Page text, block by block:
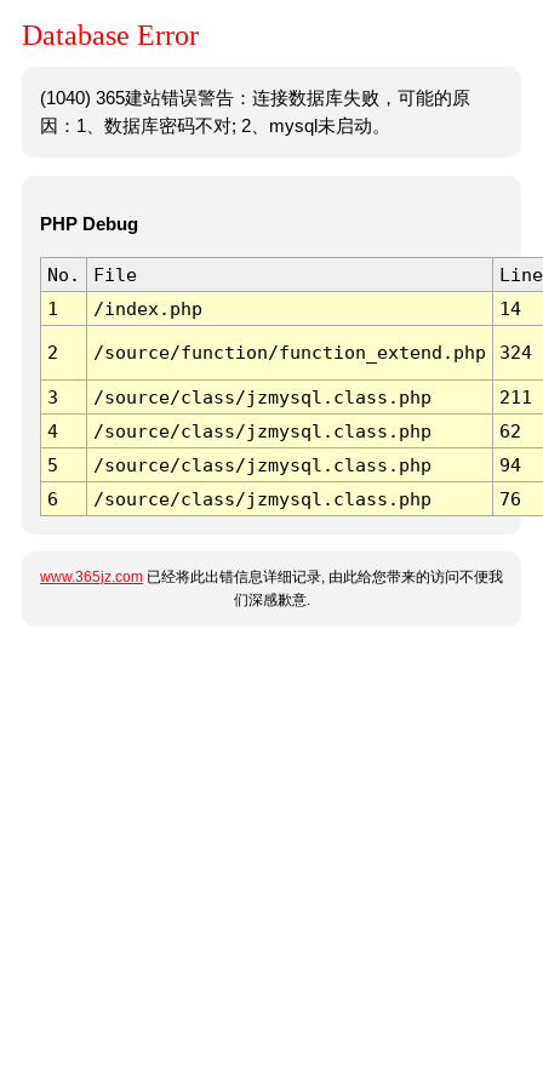
Database Error
(1040) 365建站错误警告：连接数据库失败，可能的原
因：1、数据库密码不对; 2、mysql未启动。
PHP Debug
No. File
Line
1
/index.php 14
2 /source/function/function_extend.php 324
3 /source/class/jzmysql.class.php
211
4
/source/class/jzmysql.class.php
62
5
/source/class/jzmysql.class.php
94
6
/source/class/jzmysql.class.php 76
www.365jz.com 已经将此出错信息详细记录, 由此给您带来的访问不便我
们深感歉意.